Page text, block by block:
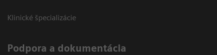
Klinické špecializácie
Podpora a dokumentácia